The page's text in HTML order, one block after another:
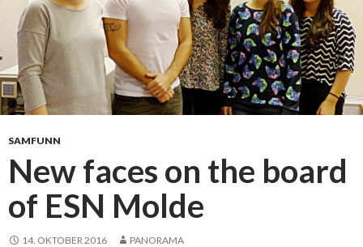
SAMFUNN
New faces on the board
of ESN Molde
14. OKTOBER 2016 PANORAMA